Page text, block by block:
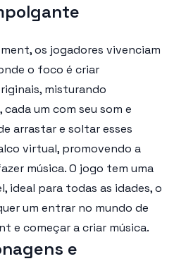
os jogadores vivenciam
o foco é criar
misturando
um com seu som e
arrastar e soltar esses
virtual, promovendo a
música. O jogo tem uma
ideal para todas as idades, o
um entrar no mundo de
e começar a criar música.
e